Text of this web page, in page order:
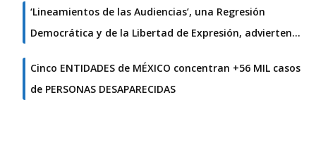
‘Lineamientos de las Audiencias’, una Regresión
Democrática y de la Libertad de Expresión, advierten…
Cinco ENTIDADES de MÉXICO concentran +56 MIL casos
de PERSONAS DESAPARECIDAS